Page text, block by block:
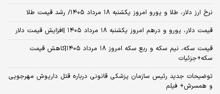
نرخ ارز دلار، طلا و یورو امروز یکشنبه ۱۸ مرداد ۱۴۰۵/ رشد قیمت طلا
قیمت دلار، یورو و درهم امروز یکشنبه ۱۸ مرداد ۱۴۰۵ |افزایش قیمت دلار
قیمت سکه، نیم سکه و ربع سکه امروز ۱۸ مرداد ۱۴۰۵|کاهش قیمت
سکه+جزئیات
توضیحات جدید رئیس سازمان پزشکی قانونی درباره قتل داریوش مهرجویی
و همسرش+ فیلم